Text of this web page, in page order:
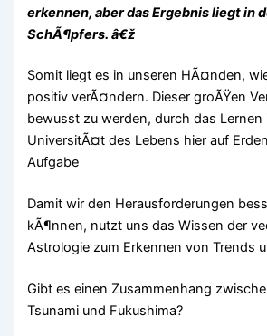
erkennen, aber das Ergebnis liegt in
SchÃ¶pfers. â€ž
Somit liegt es in unseren HÃ¤nden,
positiv verÃ¤ndern. Dieser groÃŸen
bewusst zu werden, durch das Lernen
UniversitÃ¤t des Lebens hier auf
Aufgabe
Damit wir den Herausforderungen
kÃ¶nnen, nutzt uns das Wissen der
Astrologie zum Erkennen von Trends
Gibt es einen Zusammenhang
Tsunami und Fukushima?